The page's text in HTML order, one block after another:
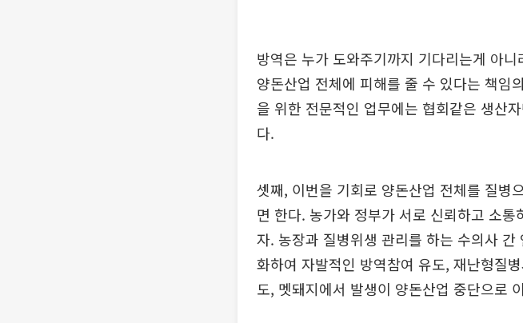
방역은 누가 도와주기까지 기다리는게 아
양돈산업 전체에 피해를 줄 수 있다는 책임
을 위한 전문적인 업무에는 협회같은 생산
다.
셋째, 이번을 기회로 양돈산업 전체를 질병
면 한다. 농가와 정부가 서로 신뢰하고 소
자. 농장과 질병위생 관리를 하는 수의사
화하여 자발적인 방역참여 유도, 재난형질
도, 멧돼지에서 발생이 양돈산업 중단으로